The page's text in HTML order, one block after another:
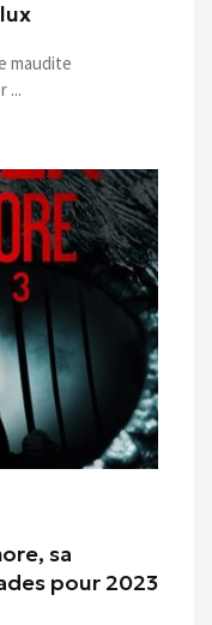
maudite
...
sa
pour 2023